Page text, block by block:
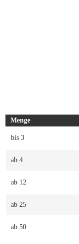
Menge
bis 3
ab 4
ab 12
ab 25
ab 50